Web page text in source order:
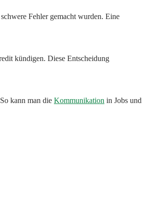
Fehler gemacht wurden. Eine
kündigen. Diese Entscheidung
kann man die Kommunikation in Jobs und